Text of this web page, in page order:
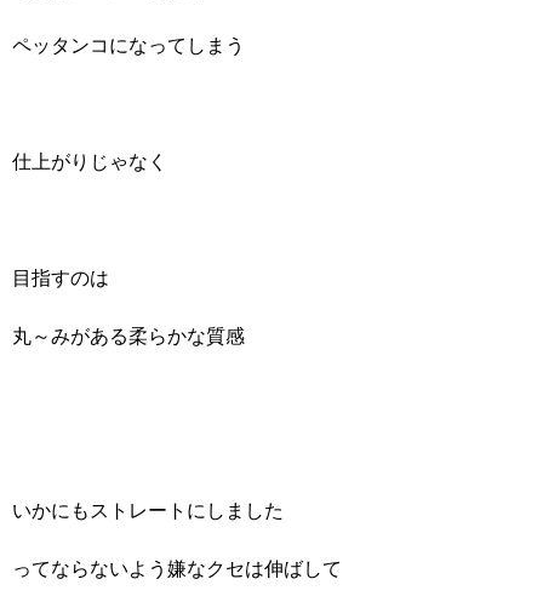
ペッタンコになってしまう
仕上がりじゃなく
目指すのは
丸～みがある柔らかな質感
いかにもストレートにしました
ってならないよう嫌なクセは伸ばして